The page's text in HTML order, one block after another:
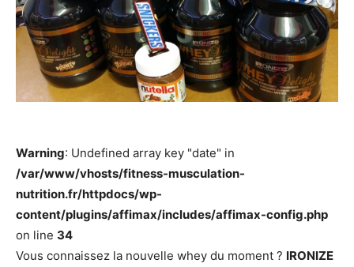
Warning: Undefined array key "date" in
/var/www/vhosts/fitness-musculation-
nutrition.fr/httpdocs/wp-
content/plugins/affimax/includes/affimax-config.php
on line 34
Vous connaissez la nouvelle whey du moment ? IRONIZE